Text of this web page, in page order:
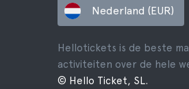
Nederland (EUR)
Hellotickets is de beste
activiteiten over de hele
© Hello Ticket, SL.